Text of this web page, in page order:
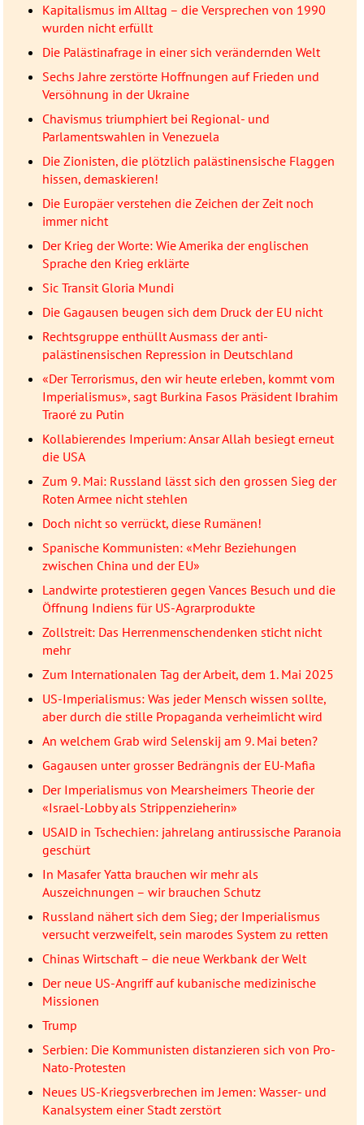
Kapitalismus im Alltag – die Versprechen von 1990
wurden nicht erfüllt
Die Palästinafrage in einer sich verändernden Welt
Sechs Jahre zerstörte Hoffnungen auf Frieden und
Versöhnung in der Ukraine
Chavismus triumphiert bei Regional- und
Parlamentswahlen in Venezuela
Die Zionisten, die plötzlich palästinensische Flaggen
hissen, demaskieren!
Die Europäer verstehen die Zeichen der Zeit noch
immer nicht
Der Krieg der Worte: Wie Amerika der englischen
Sprache den Krieg erklärte
Sic Transit Gloria Mundi
Die Gagausen beugen sich dem Druck der EU nicht
Rechtsgruppe enthüllt Ausmass der anti-
palästinensischen Repression in Deutschland
«Der Terrorismus, den wir heute erleben, kommt vom
Imperialismus», sagt Burkina Fasos Präsident Ibrahim
Traoré zu Putin
Kollabierendes Imperium: Ansar Allah besiegt erneut
die USA
Zum 9. Mai: Russland lässt sich den grossen Sieg der
Roten Armee nicht stehlen
Doch nicht so verrückt, diese Rumänen!
Spanische Kommunisten: «Mehr Beziehungen
zwischen China und der EU»
Landwirte protestieren gegen Vances Besuch und die
Öffnung Indiens für US-Agrarprodukte
Zollstreit: Das Herrenmenschendenken sticht nicht
mehr
Zum Internationalen Tag der Arbeit, dem 1. Mai 2025
US-Imperialismus: Was jeder Mensch wissen sollte,
aber durch die stille Propaganda verheimlicht wird
An welchem Grab wird Selenskij am 9. Mai beten?
Gagausen unter grosser Bedrängnis der EU-Mafia
Der Imperialismus von Mearsheimers Theorie der
«Israel-Lobby als Strippenzieherin»
USAID in Tschechien: jahrelang antirussische Paranoia
geschürt
In Masafer Yatta brauchen wir mehr als
Auszeichnungen – wir brauchen Schutz
Russland nähert sich dem Sieg; der Imperialismus
versucht verzweifelt, sein marodes System zu retten
Chinas Wirtschaft – die neue Werkbank der Welt
Der neue US-Angriff auf kubanische medizinische
Missionen
Trump
Serbien: Die Kommunisten distanzieren sich von Pro-
Nato-Protesten
Neues US-Kriegsverbrechen im Jemen: Wasser- und
Kanalsystem einer Stadt zerstört